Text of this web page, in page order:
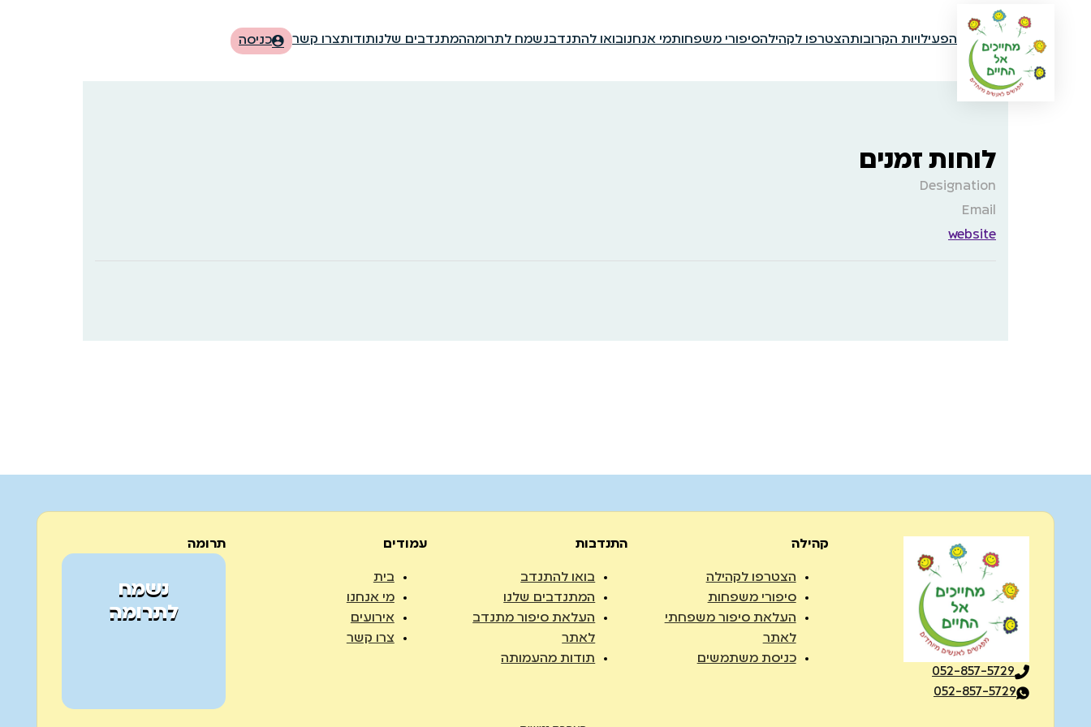
הפעילויות הקרובותהצטרפו לקהילהסיפורי משפחותמי אנחנובואו להתנדבנשמח לתרומההמתנדבים שלנותודותצרו קשר כניסה
לוחות זמנים
Designation
Email
website
052-857-5729
052-857-5729
קהילה
הצטרפו לקהילה
סיפורי משפחות
העלאת סיפור משפחתי
לאתר
כניסת משתמשים
התנדבות
בואו להתנדב
המתנדבים שלנו
העלאת סיפור מתנדב
לאתר
תודות מהעמותה
עמודים
בית
מי אנחנו
אירועים
צרו קשר
תרומה
נשמח
לתרומה